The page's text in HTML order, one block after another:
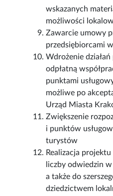
wskazanych
możliwości
Zawarcie umowy
przedsiębiorcami
Wdrożenie
odpłatną
punktami
możliwe po
Urząd Miasta
Zwiększenie
i punktów
turystów
Realizacja
liczby odwiedzin
a także do
dziedzictwem